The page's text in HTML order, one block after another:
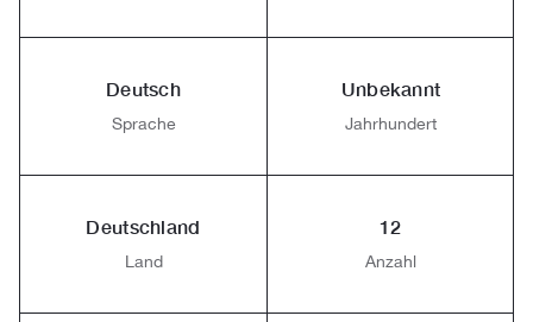
Deutsch
Sprache
Unbekannt
Jahrhundert
Deutschland
Land
12
Anzahl